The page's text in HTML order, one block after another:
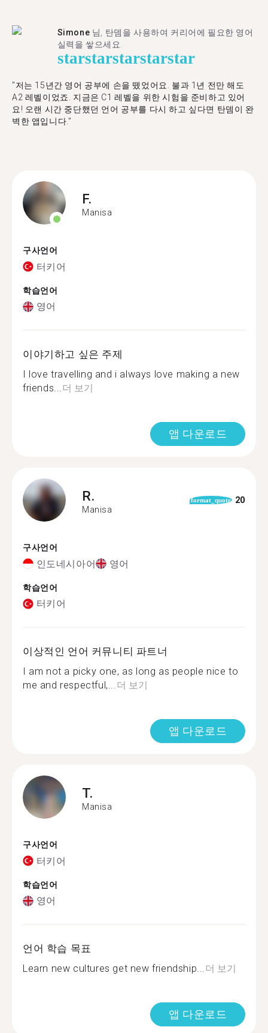
Simone 님, 탄뎀을 사용하여 커리어에 필요한 영어
실력을 쌓으세요.
starstarstarstarstar
"저는 15년간 영어 공부에 손을 뗐었어요. 불과 1년 전만 해도
A2 레벨이었죠. 지금은 C1 레벨을 위한 시험을 준비하고 있어
요! 오랜 시간 중단했던 언어 공부를 다시 하고 싶다면 탄뎀이 완
벽한 앱입니다."
F.
Manisa
구사언어
터키어
학습언어
영어
이야기하고 싶은 주제
I love travelling and i always love making a new
friends...더 보기
앱 다운로드
R.
Manisa
format_quote 20
구사언어
인도네시아어 영어
학습언어
터키어
이상적인 언어 커뮤니티 파트너
I am not a picky one, as long as people nice to
me and respectful,...더 보기
앱 다운로드
T.
Manisa
구사언어
터키어
학습언어
영어
언어 학습 목표
Learn new cultures get new friendship...더 보기
앱 다운로드